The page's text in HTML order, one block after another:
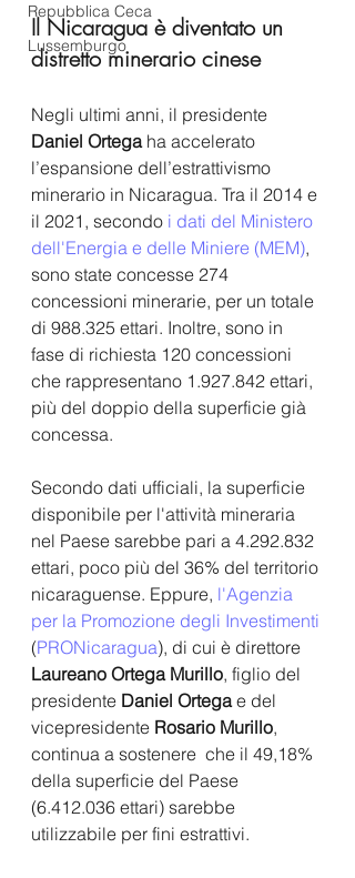
Repubblica Ceca
Lussemburgo
Il Nicaragua è diventato un
distretto minerario cinese
Negli ultimi anni, il presidente
Daniel Ortega ha accelerato
l’espansione dell’estrattivismo
minerario in Nicaragua. Tra il 2014 e
il 2021, secondo i dati del Ministero
dell'Energia e delle Miniere (MEM),
sono state concesse 274
concessioni minerarie, per un totale
di 988.325 ettari. Inoltre, sono in
fase di richiesta 120 concessioni
che rappresentano 1.927.842 ettari,
più del doppio della superficie già
concessa.
Secondo dati ufficiali, la superficie
disponibile per l'attività mineraria
nel Paese sarebbe pari a 4.292.832
ettari, poco più del 36% del territorio
nicaraguense. Eppure, l'Agenzia
per la Promozione degli Investimenti
(PRONicaragua), di cui è direttore
Laureano Ortega Murillo, figlio del
presidente Daniel Ortega e del
vicepresidente Rosario Murillo,
continua a sostenere  che il 49,18%
della superficie del Paese
(6.412.036 ettari) sarebbe
utilizzabile per fini estrattivi.